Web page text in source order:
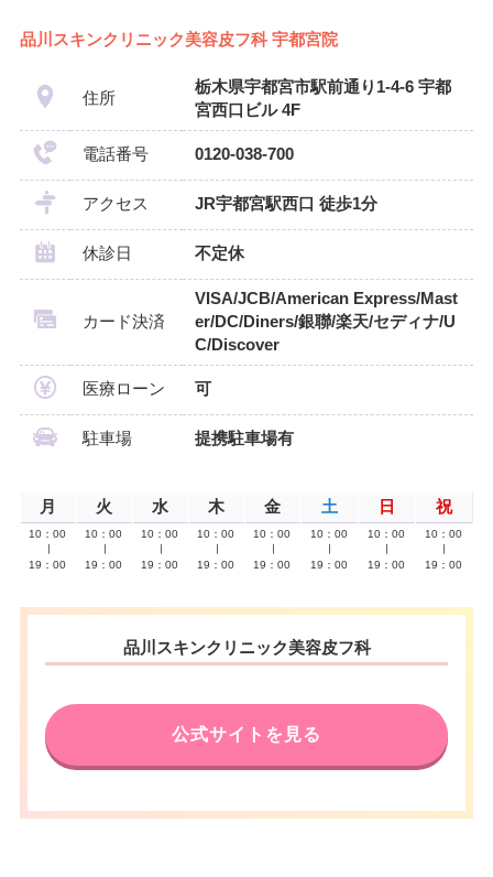
品川スキンクリニック美容皮フ科 宇都宮院
住所
栃木県宇都宮市駅前通り1-4-6 宇都
宮西口ビル 4F
電話番号 0120-038-700
アクセス JR宇都宮駅西口 徒歩1分
休診日 不定休
カード決済
VISA/JCB/American Express/Mast
er/DC/Diners/銀聯/楽天/セディナ/U
C/Discover
医療ローン 可
駐車場 提携駐車場有
月 火 水 木 金 土 日 祝
10：00
19：00
10：00
19：00
10：00
19：00
10：00
19：00
10：00
19：00
10：00
19：00
10：00
19：00
10：00
19：00
品川スキンクリニック美容皮フ科
公式サイトを見る